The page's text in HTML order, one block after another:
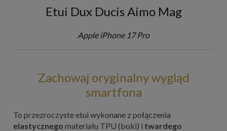
Etui Dux Ducis Aimo Mag
Apple iPhone 17 Pro
Zachowaj oryginalny wygląd
smartfona
To przezroczyste etui wykonane z połączenia
elastycznego materiału TPU (boki) i twardego